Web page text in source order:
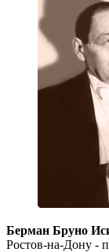
Берман Бруно
Ростов-на-Дону -